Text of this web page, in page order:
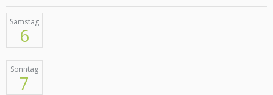
Samstag
6
Sonntag
7